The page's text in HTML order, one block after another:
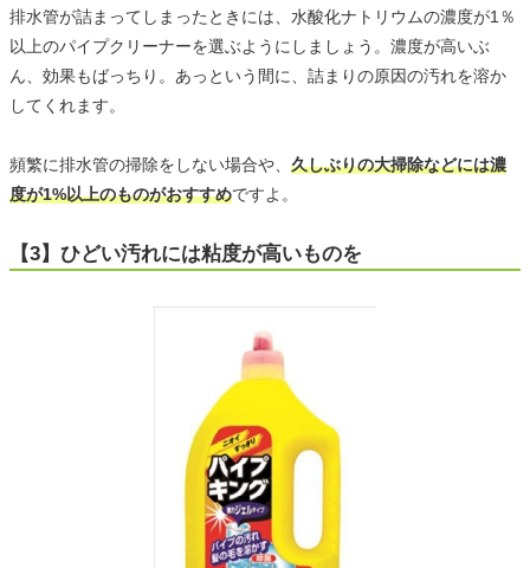
排水管が詰まってしまったときには、水酸化ナトリウムの濃度が1％
以上のパイプクリーナーを選ぶようにしましょう。濃度が高いぶ
ん、効果もばっちり。あっという間に、詰まりの原因の汚れを溶か
してくれます。
頻繁に排水管の掃除をしない場合や、 久しぶりの大掃除などには濃
度が1%以上のものがおすすめですよ。
【3】ひどい汚れには粘度が高いものを